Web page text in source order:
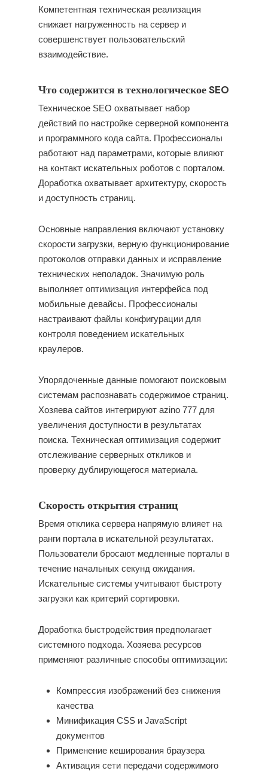
Компетентная техническая реализация
снижает нагруженность на сервер и
совершенствует пользовательский
взаимодействие.
Что содержится в технологическое SEO
Техническое SEO охватывает набор
действий по настройке серверной компонента
и программного кода сайта. Профессионалы
работают над параметрами, которые влияют
на контакт искательных роботов с порталом.
Доработка охватывает архитектуру, скорость
и доступность страниц.
Основные направления включают установку
скорости загрузки, верную функционирование
протоколов отправки данных и исправление
технических неполадок. Значимую роль
выполняет оптимизация интерфейса под
мобильные девайсы. Профессионалы
настраивают файлы конфигурации для
контроля поведением искательных
краулеров.
Упорядоченные данные помогают поисковым
системам распознавать содержимое страниц.
Хозяева сайтов интегрируют azino 777 для
увеличения доступности в результатах
поиска. Техническая оптимизация содержит
отслеживание серверных откликов и
проверку дублирующегося материала.
Скорость открытия страниц
Время отклика сервера напрямую влияет на
ранги портала в искательной результатах.
Пользователи бросают медленные порталы в
течение начальных секунд ожидания.
Искательные системы учитывают быстроту
загрузки как критерий сортировки.
Доработка быстродействия предполагает
системного подхода. Хозяева ресурсов
применяют различные способы оптимизации:
Компрессия изображений без снижения
качества
Минификация CSS и JavaScript
документов
Применение кеширования браузера
Активация сети передачи содержимого